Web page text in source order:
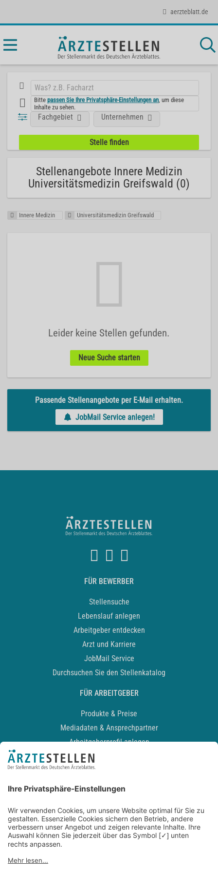
aerzteblatt.de
Bittepassen Sie Ihre Privatsphäre-Einstellungen an , um diese
Inhalte zu sehen.
Fachgebiet Unternehmen
Stellenangebote Innere Medizin
Universitätsmedizin Greifswald (0)
Innere Medizin Universitätsmedizin Greifswald
Leider keine Stellen gefunden.
Neue Suche starten
Passende Stellenangebote per E-Mail erhalten.
JobMail Service anlegen!
FÜR BEWERBER
Stellensuche
Lebenslauf anlegen
Arbeitgeber entdecken
Arzt und Karriere
JobMail Service
Durchsuchen Sie den Stellenkatalog
FÜR ARBEITGEBER
Produkte & Preise
Mediadaten & Ansprechpartner
Arbeitgeberprofil anlegen
Recruiting-Podcast
Kontakt
Datenschutz
Newsletter